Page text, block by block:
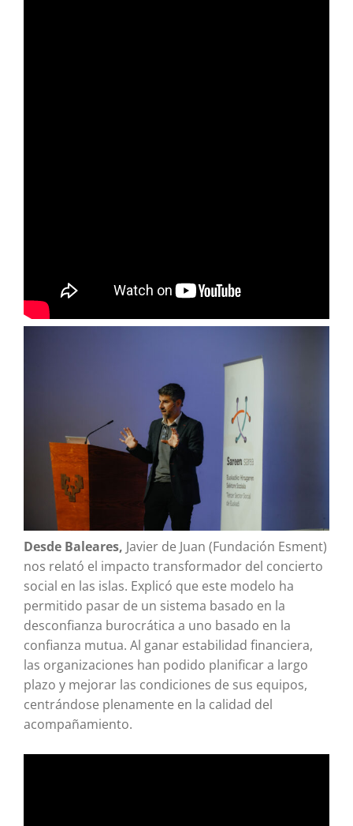
Desde Baleares, Javier de Juan (Fundación Esment)
nos relató el impacto transformador del concierto
social en las islas. Explicó que este modelo ha
permitido pasar de un sistema basado en la
desconfianza burocrática a uno basado en la
confianza mutua. Al ganar estabilidad financiera,
las organizaciones han podido planificar a largo
plazo y mejorar las condiciones de sus equipos,
centrándose plenamente en la calidad del
acompañamiento.